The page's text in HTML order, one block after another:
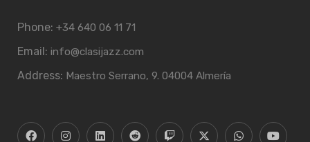
Phone: +34 640 06 11 71
Email: info@clasijazz.com
Address: Maestro Serrano, 9. 04004 Almería